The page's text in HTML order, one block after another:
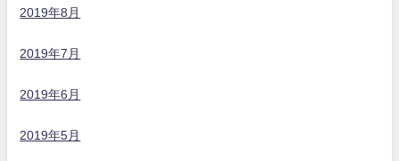
2019年8月
2019年7月
2019年6月
2019年5月